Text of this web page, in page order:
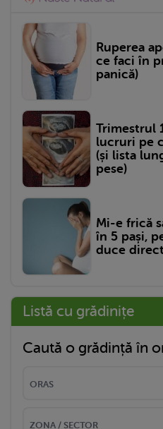
Ruperea
ce faci în
panică)
Trimestrul
lucruri pe
(și lista
pese)
Mi-e frică
în 5 pași,
duce
Listă cu grădinițe
Caută o grădință în